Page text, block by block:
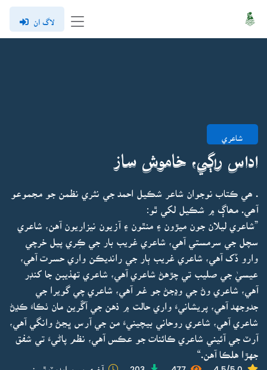
لاگ ان
شاعري
اداس راڳي، خاموش ساز
. ھي ڪتاب نوجوان شاعر شڪيل احمد جي نثري نظمن جو مجموعو
آھي. مھاڳ ۾ شڪيل لکي ٿو:
”شاعري ليلان جون ميڙون ۽ منٿون ۽ آزيون نيزاريون آهن، شاعري
سچل جي سرمستي آهي، شاعري غريب بار جي ڪِري پيل خرچي
وارو ڏک آهي، شاعري غريب ٻار جي رانديڪن واري حسرت آهي،
عيسيٰ جي صليب تي چڙهڻ شاعري آهي، شاعري تهذيبن جا کنڊر
آهي، شاعري وڻ جي وڍجڻ جو غم آهي، شاعري چي گويرا جي
جدوجهد آهي، پريشانيءَ واري حالت ۾ ذهن جي آڱرين مان ٺڪاءَ ڪڍڻ
شاعري آهي، شاعري روحاني بيچينيءَ من جي آرس ڀڃڻ وانگي آهي،
آرٽ جي آئيني شاعري ڪائنات جو عڪس آهي، نظم پاڻيءَ تي شفق
جهڙا هلڪا آهن.“
4.5/5.0
477
203 آخري ڀيرو اپڊيٽ ٿيو: